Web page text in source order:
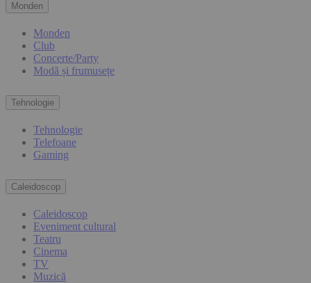
Monden
Monden
Club
Concerte/Party
Modă și frumusețe
Tehnologie
Tehnologie
Telefoane
Gaming
Caleidoscop
Caleidoscop
Eveniment cultural
Teatru
Cinema
TV
Muzică